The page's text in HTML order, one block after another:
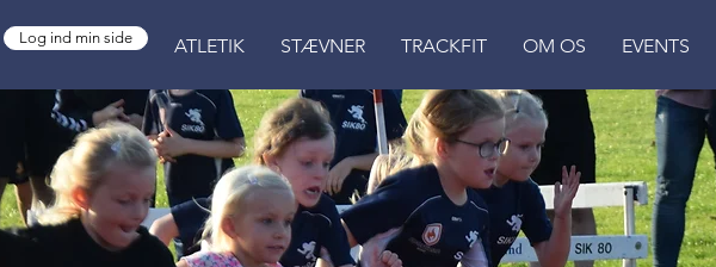
ATLETIK STÆVNER TRACKFIT OM OS EVENTS
Log ind min side